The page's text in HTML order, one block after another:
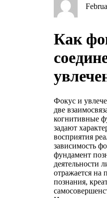
Как
Фокус и
две
когнитивные
задают
восприятия
зависимость
фундамент
деятельности
отражается на
познания,